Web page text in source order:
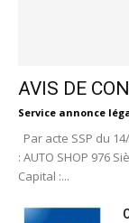
AVIS DE
Service annonce
Par acte SSP du
: AUTO SHOP 976
Capital :...